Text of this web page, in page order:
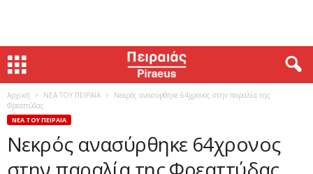
Αρχική ΝΕΑ ΤΟΥ ΠΕΙΡΑΙΑ
Νεκρός ανασύρθηκε 64χρονος στην παραλία της
Φρεαττύδας
ΝΕΑ ΤΟΥ ΠΕΙΡΑΙΑ
Νεκρός ανασύρθηκε 64χρονος